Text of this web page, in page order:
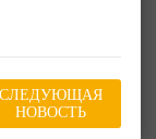
СЛЕДУЮЩАЯ
НОВОСТЬ